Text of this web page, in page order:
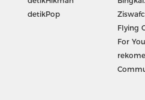
detikPop
Flying
For